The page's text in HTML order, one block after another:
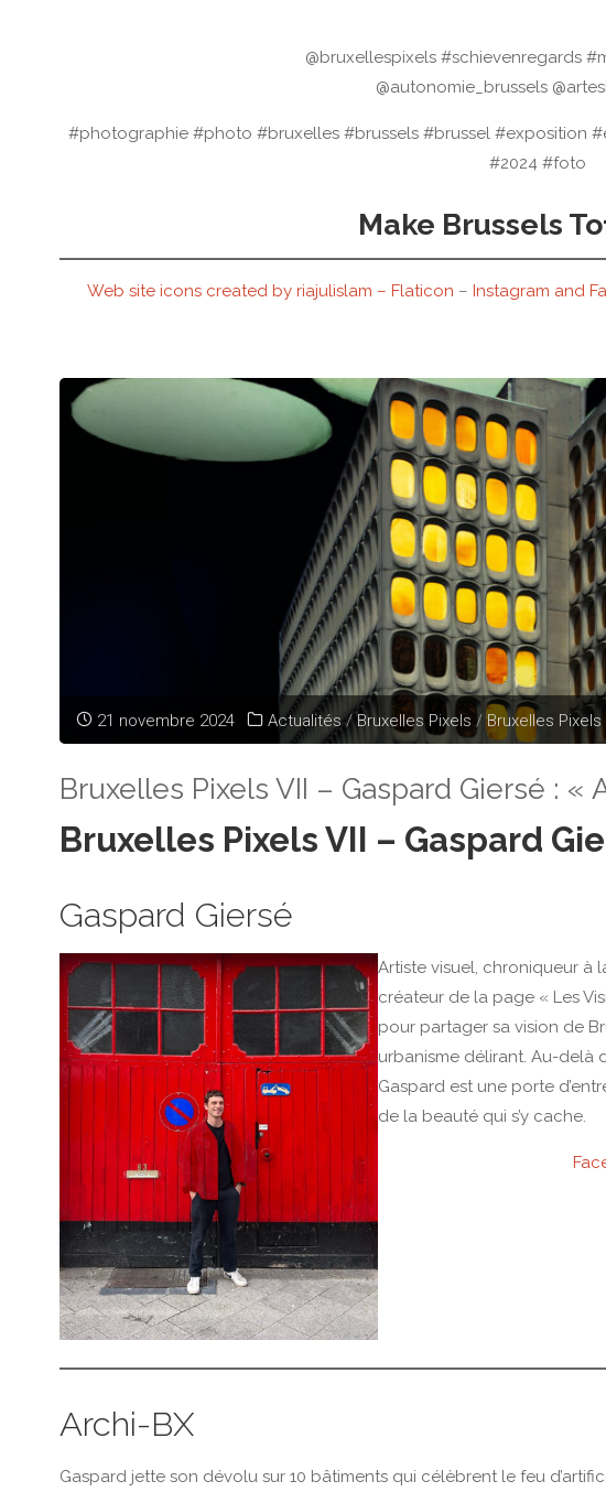
@bruxellespixels #schievenregards
@autonomie_brussels
#photographie #photo #bruxelles #brussels #brussel #exposition
#2024 #foto
Make Brussels
Web site icons created by riajulislam – Flaticon – Instagram and
21 novembre 2024 Actualités / Bruxelles Pixels / Bruxelles Pixels
Bruxelles Pixels VII – Gaspard Giersé : «
Bruxelles Pixels VII – Gaspard
Gaspard Giersé
Artiste visuel, chroniqueur à
créateur de la page « Les
pour partager sa vision de
urbanisme délirant. Au-delà
Gaspard est une porte
de la beauté qui s’y cache.
Archi-BX
Gaspard jette son dévolu sur 10 bâtiments qui célèbrent le feu